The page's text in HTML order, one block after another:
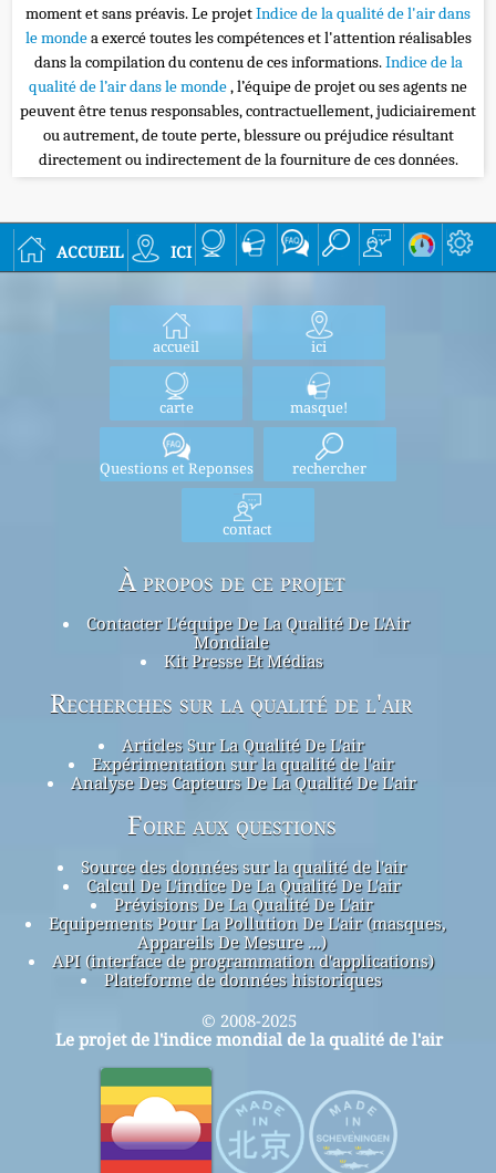
moment et sans préavis. Le projetIndice de la qualité de l'air dans
le mondea exercé toutes les compétences et l'attention réalisables
dans la compilation du contenu de ces informations.Indice de la
qualité de l’air dans le monde, l’équipe de projet ou ses agents ne
peuvent être tenus responsables, contractuellement, judiciairement
ou autrement, de toute perte, blessure ou préjudice résultant
directement ou indirectement de la fourniture de ces données.
accueil ici
accueil ici
carte masque!
Questions et Reponses rechercher
contact
À propos de ce projet
Contacter L'équipe De La Qualité De L'Air
Mondiale
Kit Presse Et Médias
Recherches sur la qualité de l'air
Articles Sur La Qualité De L'air
Expérimentation sur la qualité de l'air
Analyse Des Capteurs De La Qualité De L'air
Foire aux questions
Source des données sur la qualité de l'air
Calcul De L'indice De La Qualité De L'air
Prévisions De La Qualité De L'air
Equipements Pour La Pollution De L'air (masques,
Appareils De Mesure ...)
API (interface de programmation d'applications)
Plateforme de données historiques
© 2008-2025
Le projet de l'indice mondial de la qualité de l'air